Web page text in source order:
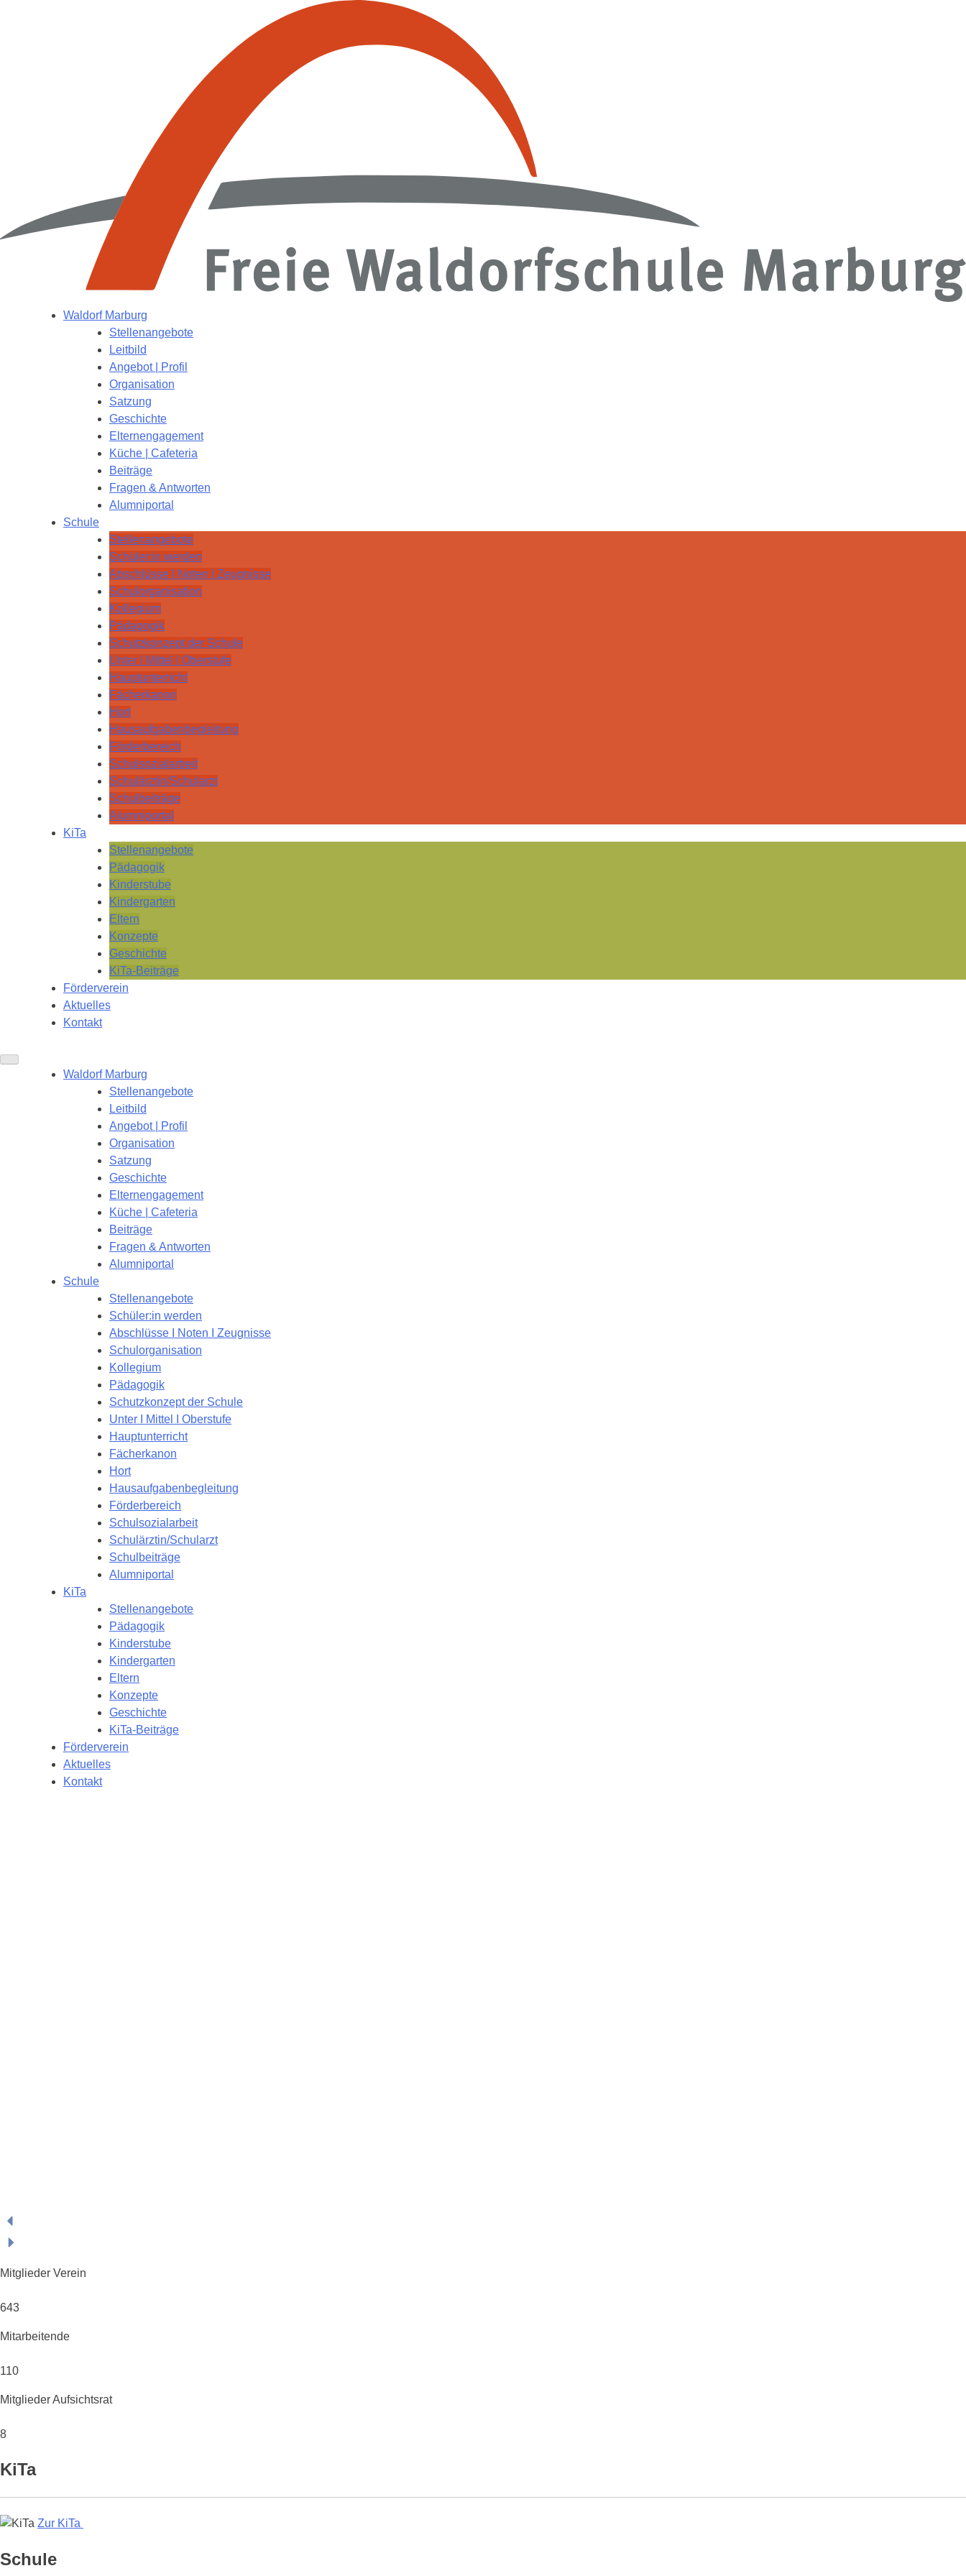
Waldorf Marburg
Stellenangebote
Leitbild
Angebot | Profil
Organisation
Satzung
Geschichte
Elternengagement
Küche | Cafeteria
Beiträge
Fragen & Antworten
Alumniportal
Schule
Stellenangebote
Schüler:in werden
Abschlüsse I Noten I Zeugnisse
Schulorganisation
Kollegium
Pädagogik
Schutzkonzept der Schule
Unter I Mittel I Oberstufe
Hauptunterricht
Fächerkanon
Hort
Hausaufgabenbegleitung
Förderbereich
Schulsozialarbeit
Schulärztin/Schularzt
Schulbeiträge
Alumniportal
KiTa
Stellenangebote
Pädagogik
Kinderstube
Kindergarten
Eltern
Konzepte
Geschichte
KiTa-Beiträge
Förderverein
Aktuelles
Kontakt
Waldorf Marburg
Stellenangebote
Leitbild
Angebot | Profil
Organisation
Satzung
Geschichte
Elternengagement
Küche | Cafeteria
Beiträge
Fragen & Antworten
Alumniportal
Schule
Stellenangebote
Schüler:in werden
Abschlüsse I Noten I Zeugnisse
Schulorganisation
Kollegium
Pädagogik
Schutzkonzept der Schule
Unter I Mittel I Oberstufe
Hauptunterricht
Fächerkanon
Hort
Hausaufgabenbegleitung
Förderbereich
Schulsozialarbeit
Schulärztin/Schularzt
Schulbeiträge
Alumniportal
KiTa
Stellenangebote
Pädagogik
Kinderstube
Kindergarten
Eltern
Konzepte
Geschichte
KiTa-Beiträge
Förderverein
Aktuelles
Kontakt
Mitglieder Verein
643
Mitarbeitende
110
Mitglieder Aufsichtsrat
8
KiTa
Zur KiTa
Schule